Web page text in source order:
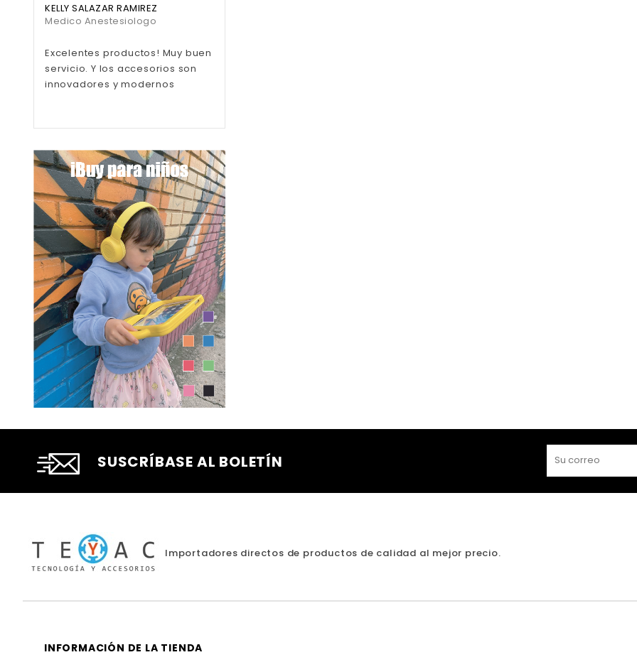
KELLY SALAZAR RAMIREZ
Medico Anestesiologo
Excelentes productos! Muy buen
servicio. Y los accesorios son
innovadores y modernos
SUSCRÍBASE AL BOLETÍN
Importadores directos de productos de calidad al mejor precio.
INFORMACIÓN DE LA TIENDA